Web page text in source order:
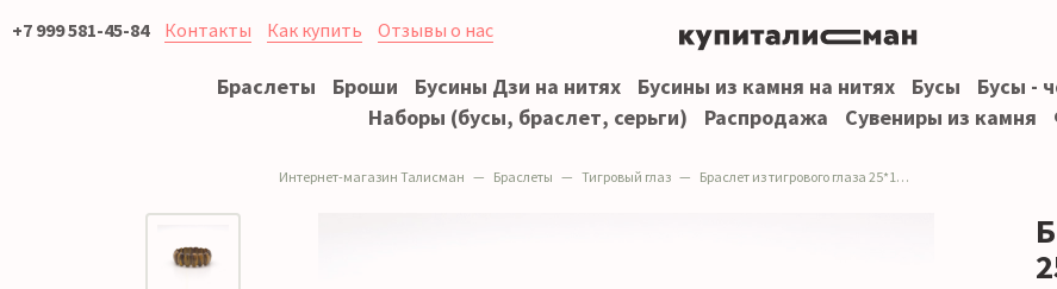
+7 999 581-45-84 Контакты Как купить Отзывы о нас
Браслеты Броши Бусины Дзи на нитях Бусины из камня на нитях Бусы Бусы -
Наборы (бусы, браслет, серьги)
Распродажа Сувениры из камня
Интернет-магазин Талисман Браслеты Тигровый глаз Браслет из тигрового глаза 25*13 мм грань